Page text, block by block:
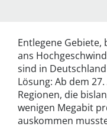
Entlegene Gebiete,
ans
sind in
Lösung: Ab dem
Regionen, die
wenigen Megabit
auskommen